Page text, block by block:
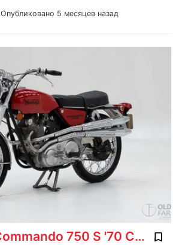
Опубликовано 5 месяцев назад
1970' Norton Commando 750 S '70 CH2980